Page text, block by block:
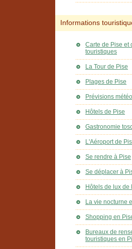
Informations
Carte de Pise et
touristiques
La Tour de Pise
Plages de Pise
Prévisions
Hôtels de Pise
Gastronomie
L'Aéroport de
Se rendre à Pise
Se déplacer à
Hôtels de lux de
La vie nocturne
Shopping en
Bureaux de
touristiques en